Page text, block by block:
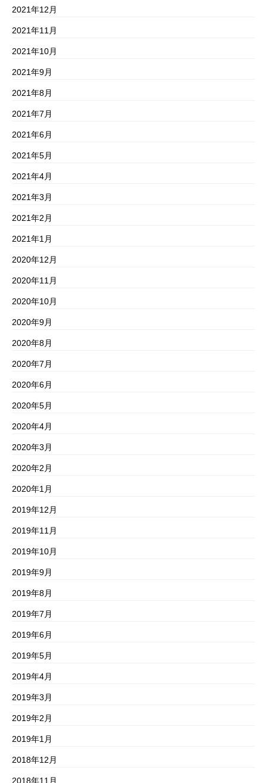
2021年12月
2021年11月
2021年10月
2021年9月
2021年8月
2021年7月
2021年6月
2021年5月
2021年4月
2021年3月
2021年2月
2021年1月
2020年12月
2020年11月
2020年10月
2020年9月
2020年8月
2020年7月
2020年6月
2020年5月
2020年4月
2020年3月
2020年2月
2020年1月
2019年12月
2019年11月
2019年10月
2019年9月
2019年8月
2019年7月
2019年6月
2019年5月
2019年4月
2019年3月
2019年2月
2019年1月
2018年12月
2018年11月